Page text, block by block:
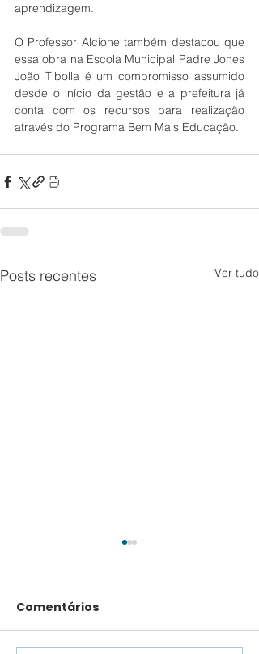
aprendizagem.
O Professor Alcione também destacou que
essa obra na Escola Municipal Padre Jones
João Tibolla é um compromisso assumido
desde o início da gestão e a prefeitura já
conta com os recursos para realização
através do Programa Bem Mais Educação.
Posts recentes Ver tudo
Comentários